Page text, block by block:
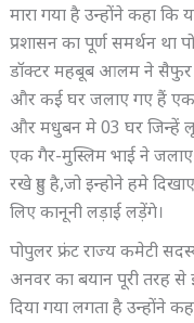
मारा गया है उन्होंने कहा कि
प्रशासन का पूर्ण समर्थन
डॉक्टर महबूब आलम ने सैफुर
और कई घर जलाए गए हैं एक
और मधुबन मे 03 घर जिन्हें
एक गैर-मुस्लिम भाई ने जलाए
रखे हुए है,जो इन्होने हमे
लिए कानूनी लड़ाई लड़ेंगे।
पोपुलर फ्रंट राज्य कमेटी
अनवर का बयान पूरी तरह
दिया गया लगता है उन्होंने कहा